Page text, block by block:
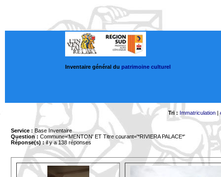
Inventaire général du patrimoine culturel
Tri : Immatriculation|
Service : Base Inventaire
Question : Commune='MENTON' ET Titre courant='*RIVIERA PALACE*'
Réponse(s) :il y a 138 réponses